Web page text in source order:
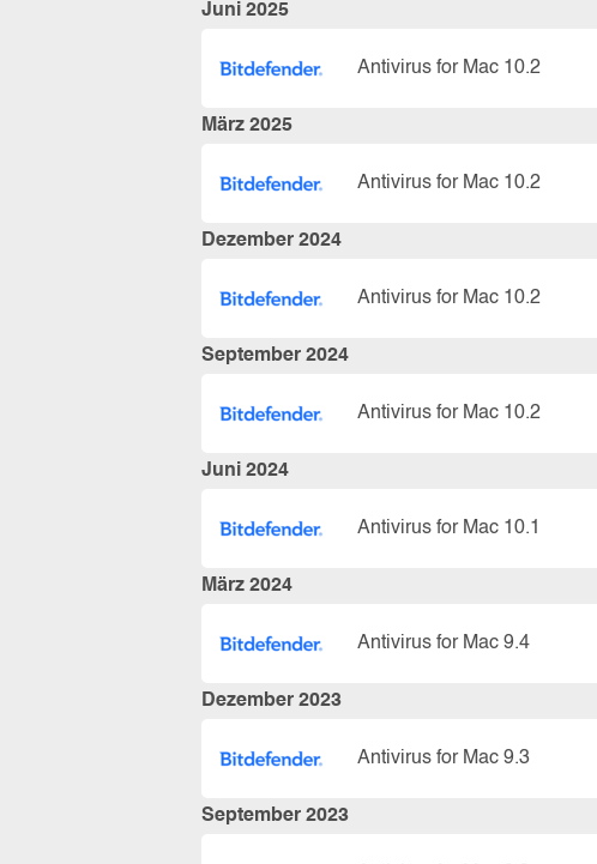
Juni 2025
Antivirus for Mac 10.2
März 2025
Antivirus for Mac 10.2
Dezember 2024
Antivirus for Mac 10.2
September 2024
Antivirus for Mac 10.2
Juni 2024
Antivirus for Mac 10.1
März 2024
Antivirus for Mac 9.4
Dezember 2023
Antivirus for Mac 9.3
September 2023